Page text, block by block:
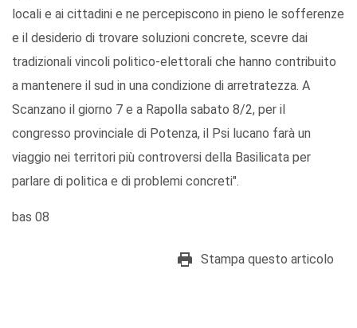
locali e ai cittadini e ne percepiscono in pieno le sofferenze
e il desiderio di trovare soluzioni concrete, scevre dai
tradizionali vincoli politico-elettorali che hanno contribuito
a mantenere il sud in una condizione di arretratezza. A
Scanzano il giorno 7 e a Rapolla sabato 8/2, per il
congresso provinciale di Potenza, il Psi lucano farà un
viaggio nei territori più controversi della Basilicata per
parlare di politica e di problemi concreti".
bas 08
Stampa questo articolo